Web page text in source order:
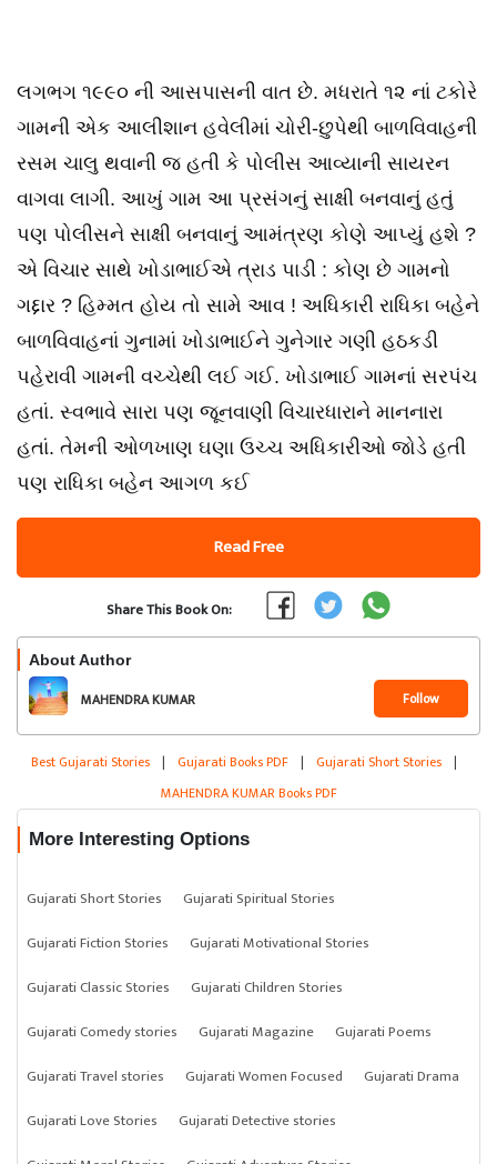
લગભગ ૧૯૯૦ ની આસપાસની વાત છે. મધરાતે ૧૨ નાં ટકોરે
ગામની એક આલીશાન હવેલીમાં ચોરી-છુપેથી બાળવિવાહની
રસમ ચાલુ થવાની જ હતી કે પોલીસ આવ્યાની સાયરન
વાગવા લાગી. આખું ગામ આ પ્રસંગનું સાક્ષી બનવાનું હતું
પણ પોલીસને સાક્ષી બનવાનું આમંત્રણ કોણે આપ્યું હશે ?
એ વિચાર સાથે ખોડાભાઈએ ત્રાડ પાડી : કોણ છે ગામનો
ગદ્દાર ? હિમ્મત હોય તો સામે આવ ! અધિકારી રાધિકા બહેને
બાળવિવાહનાં ગુનામાં ખોડાભાઈને ગુનેગાર ગણી હઠકડી
પહેરાવી ગામની વચ્ચેથી લઈ ગઈ. ખોડાભાઈ ગામનાં સરપંચ
હતાં. સ્વભાવે સારા પણ જૂનવાણી વિચારધારાને માનનારા
હતાં. તેમની ઓળખાણ ઘણા ઉચ્ચ અધિકારીઓ જોડે હતી
પણ રાધિકા બહેન આગળ કઈ
Read Free
Share This Book On:
About Author
MAHENDRA KUMAR Follow
Best Gujarati Stories | Gujarati Books PDF | Gujarati Short Stories |
MAHENDRA KUMAR Books PDF
More Interesting Options
Gujarati Short Stories
Gujarati Spiritual Stories
Gujarati Fiction Stories
Gujarati Motivational Stories
Gujarati Classic Stories
Gujarati Children Stories
Gujarati Comedy stories
Gujarati Magazine
Gujarati Poems
Gujarati Travel stories
Gujarati Women Focused
Gujarati Drama
Gujarati Love Stories
Gujarati Detective stories